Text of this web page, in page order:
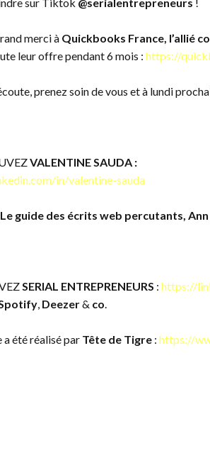
merci à Quickbooks France, l’allié
leur offre pendant 6 mois : https://
prenez soin de vous et à lundi
VALENTINE SAUDA :
in/valentine-sauda
Le guide des écrits web percutants,
SERIAL ENTREPRENEURS : https://
, Deezer& co.
a été réalisé par Tête de Tigre: https://